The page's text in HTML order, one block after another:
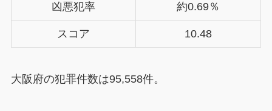
凶悪犯率 約0.69％
スコア 10.48
大阪府の犯罪件数は95,558件。